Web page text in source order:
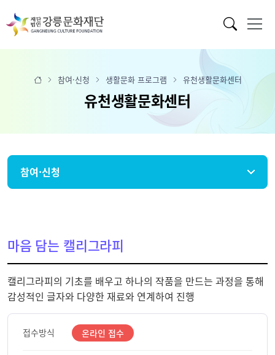
참여·신청 생활문화 프로그램 유천생활문화센터
유천생활문화센터
참여·신청
마음 담는 캘리그라피
캘리그라피의 기초를 배우고 하나의 작품을 만드는 과정을 통해
감성적인 글자와 다양한 재료와 연계하여 진행
접수방식 온라인 접수